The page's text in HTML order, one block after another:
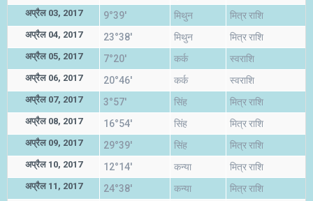
अप्रैल 03, 2017 9°39' मिथुन मित्र राशि
अप्रैल 04, 2017 23°38' मिथुन मित्र राशि
अप्रैल 05, 2017 7°20' कर्क स्वराशि
अप्रैल 06, 2017 20°46' कर्क स्वराशि
अप्रैल 07, 2017 3°57' सिंह मित्र राशि
अप्रैल 08, 2017 16°54' सिंह मित्र राशि
अप्रैल 09, 2017 29°39' सिंह मित्र राशि
अप्रैल 10, 2017 12°14' कन्या मित्र राशि
अप्रैल 11, 2017 24°38' कन्या मित्र राशि